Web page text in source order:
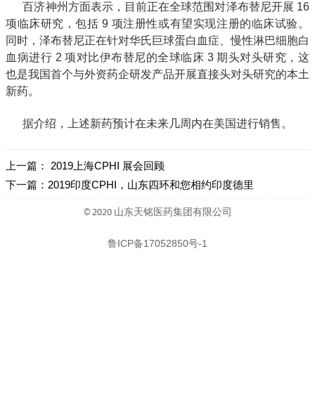
百济神州方面表示，目前正在全球范围对泽布替尼开展 16
项临床研究，包括 9 项注册性或有望实现注册的临床试验。
同时，泽布替尼正在针对华氏巨球蛋白血症、慢性淋巴细胞白
血病进行 2 项对比伊布替尼的全球临床 3 期头对头研究，这
也是我国首个与外资药企研发产品开展直接头对头研究的本土
新药。
据介绍，上述新药预计在未来几周内在美国进行销售。
上一篇：
2019上海CPHI 展会回顾
下一篇： 2019印度CPHI，山东四环和您相约印度德里
© 2020 山东天铭医药集团有限公司
鲁ICP备17052850号-1